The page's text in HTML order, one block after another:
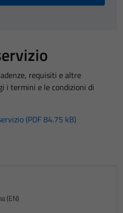
requisiti e altre
i termini e le condizioni di
(PDF 84.75 kB)
(EN)